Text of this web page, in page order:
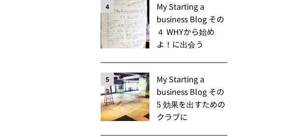
4
My Starting a
business Blog その
４ WHYから始め
よ！に出会う
5
My Starting a
business Blog その
5 効果を出すための
クラブに